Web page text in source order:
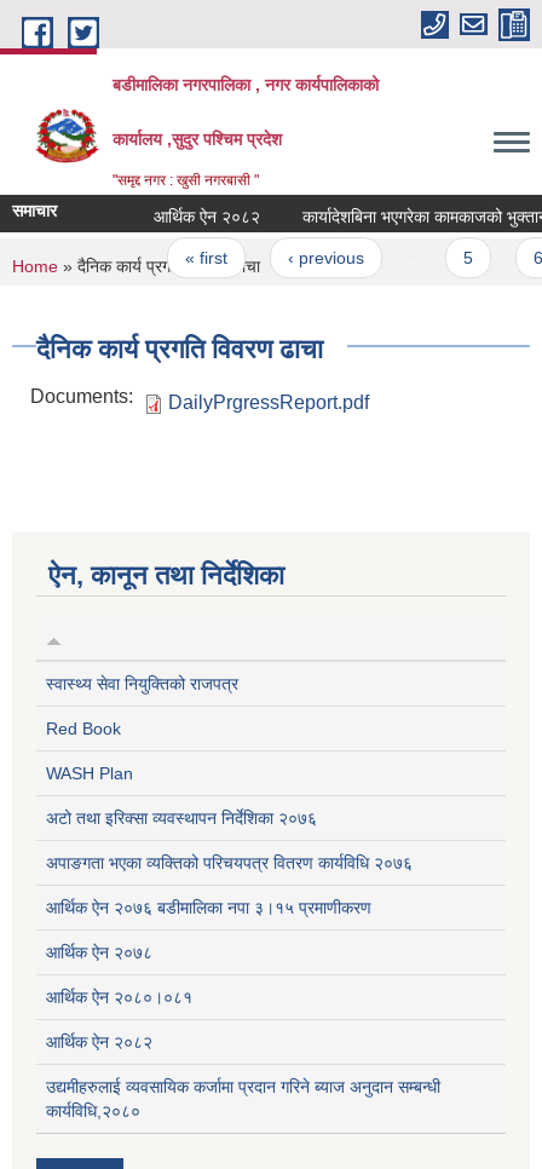
Skip to main content
बडीमालिका नगरपालिका , नगर कार्यपालिकाको
कार्यालय ,सुदुर पश्चिम प्रदेश
"समृद्द नगर : खुसी नगरबासी "
समाचार आर्थिक ऐन २०८२ कार्यादेशबिना भएगरेका कामकाजको
Pages
« first ‹ previous
You are here
Home » दैनिक कार्य प्रगति विवरण ढाचा
दैनिक कार्य प्रगति विवरण ढाचा
Documents: DailyPrgressReport.pdf
ऐन, कानून तथा निर्देशिका
स्वास्थ्य सेवा नियुक्तिको राजपत्र
Red Book
WASH Plan
अटो तथा इरिक्सा व्यवस्थापन निर्देशिका २०७६
अपाङगता भएका व्यक्तिको परिचयपत्र वितरण कार्यविधि २०७६
आर्थिक ऐन २०७६ बडीमालिका नपा ३।१५ प्रमाणीकरण
आर्थिक ऐन २०७८
आर्थिक ऐन २०८०।०८१
आर्थिक ऐन २०८२
उद्यमीहरुलाई व्यवसायिक कर्जामा प्रदान गरिने ब्याज अनुदान सम्बन्धी
कार्यविधि,२०८०